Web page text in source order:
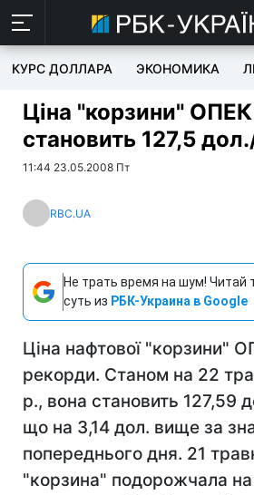
КУРС ДОЛЛАРА ЭКОНОМИКА
Ціна "корзини" ОПЕК
становить 127,5
11:44 23.05.2008 Пт
RBC.UA
Не трать время на шум! Читай
суть из РБК-Украина в Google
Ціна нафтової "корзини"
рекорди. Станом на 22
р., вона становить 127,59
що на 3,14 дол. вище за
попереднього дня. 21
"корзина" подорожчала на